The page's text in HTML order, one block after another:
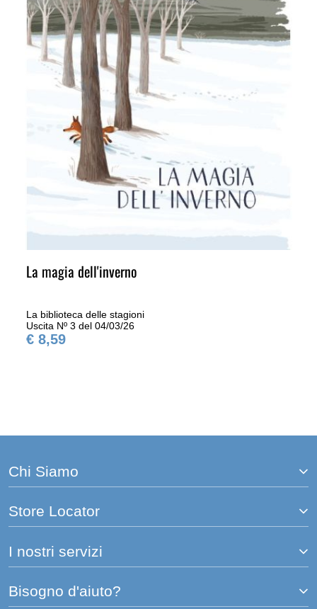
La magia dell'inverno
La biblioteca delle stagioni
Uscita Nº 3 del 04/03/26
€ 8,59
Chi Siamo
Store Locator
I nostri servizi
Bisogno d'aiuto?